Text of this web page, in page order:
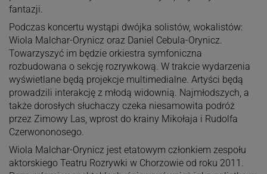
fantazji.
Podczas koncertu wystąpi dwójka solistów, wokalistów:
Wiola Malchar-Orynicz oraz Daniel Cebula-Orynicz.
Towarzyszyć im będzie orkiestra symfoniczna
rozbudowana o sekcję rozrywkową. W trakcie wydarzenia
wyświetlane będą projekcje multimedialne. Artyści będą
prowadzili interakcję z młodą widownią. Najmłodszych, a
także dorosłych słuchaczy czeka niesamowita podróż
przez Zimowy Las, wprost do krainy Mikołaja i Rudolfa
Czerwononosego.
Wiola Malchar-Orynicz jest etatowym członkiem zespołu
aktorskiego Teatru Rozrywki w Chorzowie od roku 2011.